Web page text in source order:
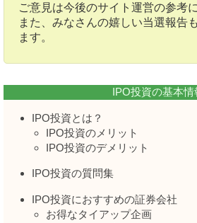
ご意見は今後のサイト運営の参考
また、みなさんの嬉しい当選報告
ます。
IPO投資の基本情
IPO投資とは？
IPO投資のメリット
IPO投資のデメリット
IPO投資の質問集
IPO投資におすすめの証券会社
お得なタイアップ企画